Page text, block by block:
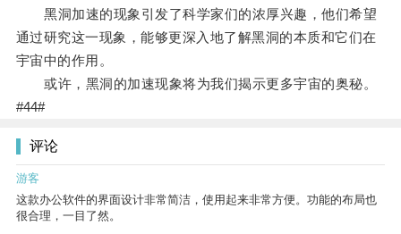
黑洞加速的现象引发了科学家们的浓厚兴趣，他们希望
通过研究这一现象，能够更深入地了解黑洞的本质和它们在
宇宙中的作用。
或许，黑洞的加速现象将为我们揭示更多宇宙的奥秘。
#44#
评论
游客
这款办公软件的界面设计非常简洁，使用起来非常方便。功能的布局也
很合理，一目了然。